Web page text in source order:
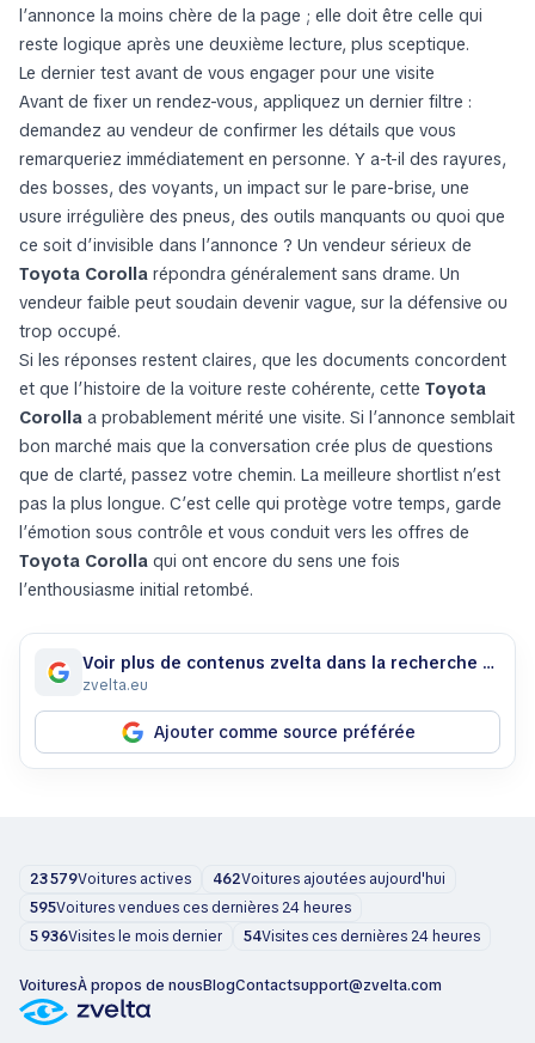
l’annonce la moins chère de la page ; elle doit être celle qui
reste logique après une deuxième lecture, plus sceptique.
Le dernier test avant de vous engager pour une visite
Avant de fixer un rendez-vous, appliquez un dernier filtre :
demandez au vendeur de confirmer les détails que vous
remarqueriez immédiatement en personne. Y a-t-il des rayures,
des bosses, des voyants, un impact sur le pare-brise, une
usure irrégulière des pneus, des outils manquants ou quoi que
ce soit d’invisible dans l’annonce ? Un vendeur sérieux de
Toyota Corolla répondra généralement sans drame. Un
vendeur faible peut soudain devenir vague, sur la défensive ou
trop occupé.
Si les réponses restent claires, que les documents concordent
et que l’histoire de la voiture reste cohérente, cette Toyota
Corolla a probablement mérité une visite. Si l’annonce semblait
bon marché mais que la conversation crée plus de questions
que de clarté, passez votre chemin. La meilleure shortlist n’est
pas la plus longue. C’est celle qui protège votre temps, garde
l’émotion sous contrôle et vous conduit vers les offres de
Toyota Corolla qui ont encore du sens une fois
l’enthousiasme initial retombé.
Voir plus de contenus zvelta dans la recherche Google
zvelta.eu
Ajouter comme source préférée
23 579Voitures actives 462Voitures ajoutées aujourd'hui
595Voitures vendues ces dernières 24 heures
5 936Visites le mois dernier 54Visites ces dernières 24 heures
VoituresÀ propos de nousBlogContactsupport@zvelta.com